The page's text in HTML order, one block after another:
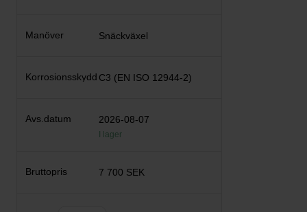
Snäckväxel
C3 (EN ISO 12944-2)
2026-08-07
I lager
7 700 SEK